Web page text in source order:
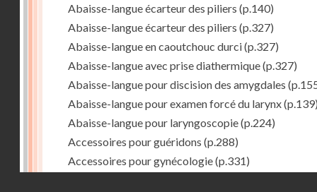
Abaisse-langue écarteur des piliers (p.140)
Abaisse-langue écarteur des piliers (p.327)
Abaisse-langue en caoutchouc durci(p.327)
Abaisse-langue avec prise diathermique(p.327)
Abaisse-langue pour discision des amygdales
Abaisse-langue pour examen forcé du larynx
Abaisse-langue pour laryngoscopie(p.224)
Accessoires pour guéridons (p.288)
Accessoires pour gynécologie(p.331)